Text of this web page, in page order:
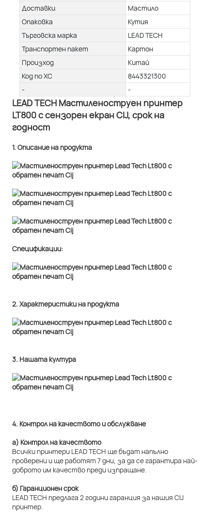
Доставки
Мастило
Опаковка
Кутия
Търговска марка
LEAD TECH
Транспортен пакет
Картон
Произход
Китай
Код по ХС
8443321300
-
-
LEAD TECH Мастиленоструен принтер
LT800 с сензорен екран CIJ, срок на
годност
1. Описание на продукта
Спецификации:
2. Характеристики на продукта
3. Нашата култура
4. Контрол на качеството и обслужване
а) Контрол на качеството
Всички принтери LEAD TECH ще бъдат напълно
проверени и ще работят 7 дни, за да се гарантира най-
доброто им качество преди изпращане.
б) Гаранционен срок
LEAD TECH предлага 2 години гаранция за нашия CIJ
принтер.